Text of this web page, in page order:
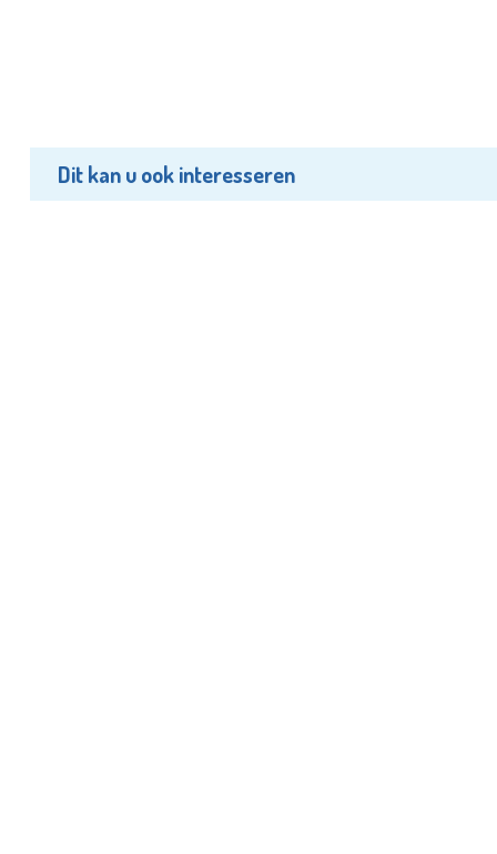
Dit kan u ook interesseren